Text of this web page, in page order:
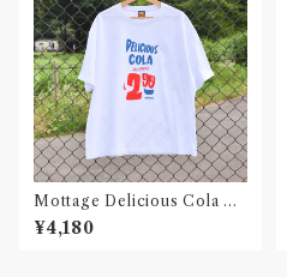
Mottage Delicious Cola T
シャツ White Unisex
¥4,180